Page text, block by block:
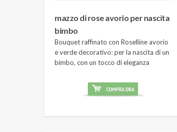
mazzo di rose avorio per nascita
bimbo
Bouquet raffinato con Roselline avorio
e verde decorativo: per la nascita di un
bimbo, con un tocco di eleganza